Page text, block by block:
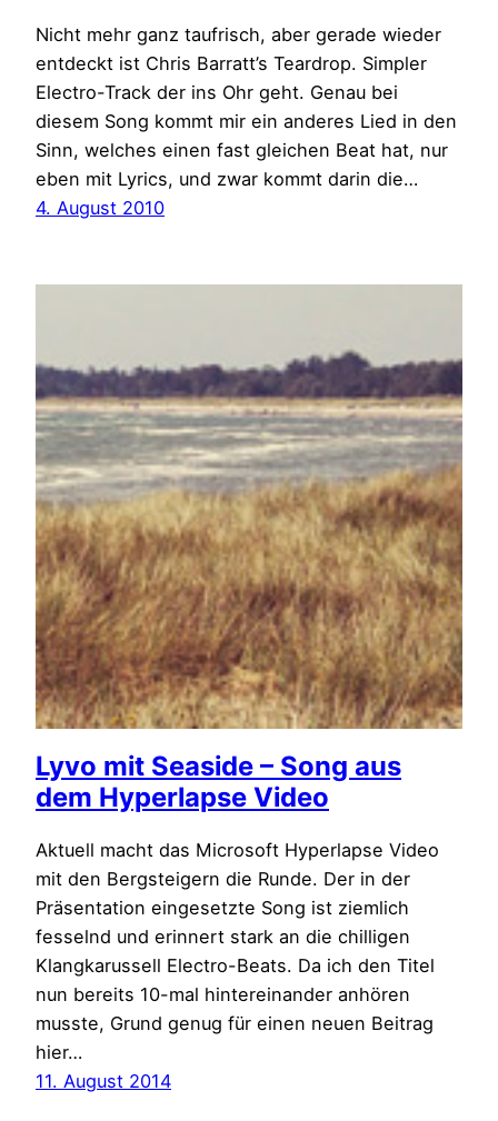
Nicht mehr ganz taufrisch, aber gerade wieder
entdeckt ist Chris Barratt’s Teardrop. Simpler
Electro-Track der ins Ohr geht. Genau bei
diesem Song kommt mir ein anderes Lied in den
Sinn, welches einen fast gleichen Beat hat, nur
eben mit Lyrics, und zwar kommt darin die…
4. August 2010
Lyvo mit Seaside – Song aus
dem Hyperlapse Video
Aktuell macht das Microsoft Hyperlapse Video
mit den Bergsteigern die Runde. Der in der
Präsentation eingesetzte Song ist ziemlich
fesselnd und erinnert stark an die chilligen
Klangkarussell Electro-Beats. Da ich den Titel
nun bereits 10-mal hintereinander anhören
musste, Grund genug für einen neuen Beitrag
hier…
11. August 2014